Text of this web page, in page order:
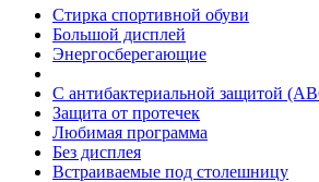
Стирка спортивной обуви
Большой дисплей
Энергосберегающие
С антибактериальной защитой
Защита от протечек
Любимая программа
Без дисплея
Встраиваемые под столешницу